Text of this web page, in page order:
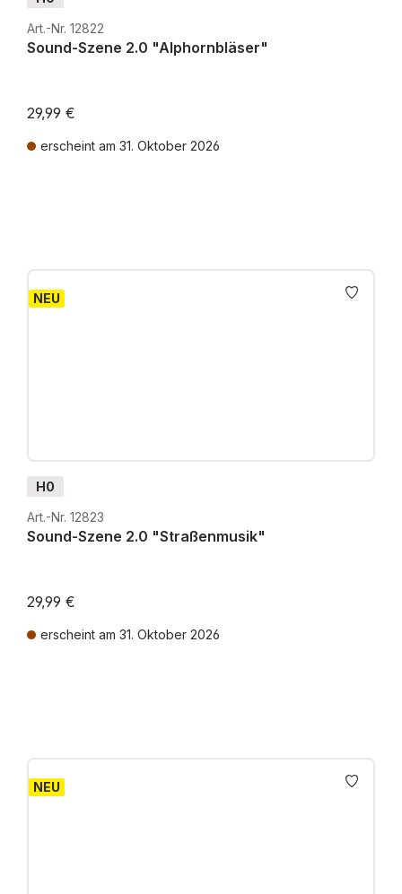
Art.-Nr. 12822
Sound-Szene 2.0 "Alphornbläser"
29,99 €
erscheint am 31. Oktober 2026
NEU
H0
Art.-Nr. 12823
Sound-Szene 2.0 "Straßenmusik"
29,99 €
erscheint am 31. Oktober 2026
NEU